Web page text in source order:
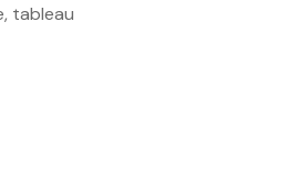
tableau